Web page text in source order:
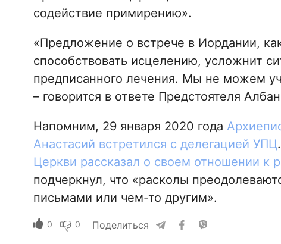
содействие примирению».
«Предложение о встрече в Иордании,
способствовать исцелению, усложнит
предписанного лечения. Мы не можем
– говорится в ответе Предстоятеля
Напомним, 29 января 2020 года
Анастасий встретился с делегацией УПЦ
Церкви рассказал о своем отношении к
подчеркнул, что «расколы
письмами или чем-то другим».
0 0 Поделиться